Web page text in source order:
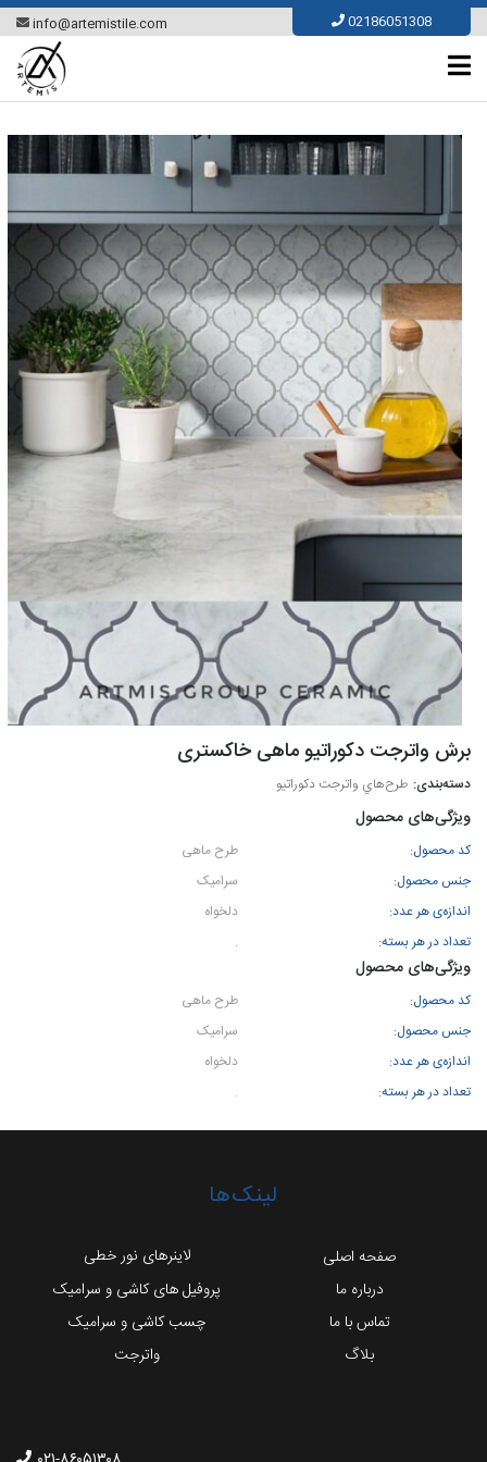
Skip
to
content
info@artemistile.com 02186051308
برش واترجت دكوراتيو ماهی خاکستری
طرح‌هاي واترجت دكوراتيو
ویژگی‌های محصول
کد محصول:
طرح ماهی
جنس محصول:
سرامیک
اندازه‌ی هر عدد:
دلخواه
تعداد در هر بسته:
.
ویژگی‌های محصول
کد محصول:
طرح ماهی
جنس محصول:
سرامیک
اندازه‌ی هر عدد:
دلخواه
تعداد در هر بسته:
.
لینک‌ها
صفحه اصلی
لاینرهای نور خطی
درباره ما
پروفیل های کاشی و سرامیک
تماس با ما
چسب کاشی و سرامیک
بلاگ
واترجت